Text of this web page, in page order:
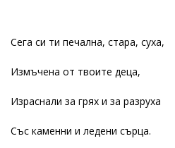
Сега си ти печална, стара, суха,
Измъчена от твоите деца,
Израснали за грях и за разруха
Със каменни и ледени сърца.